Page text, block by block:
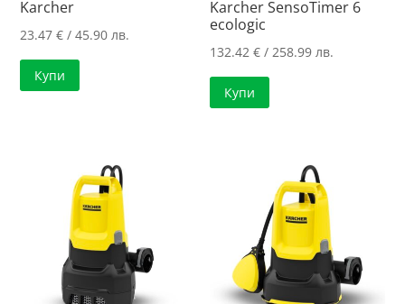
Karcher
23.47€ / 45.90 лв.
Купи
Karcher SensoTimer 6
ecologic
132.42€ / 258.99 лв.
Купи